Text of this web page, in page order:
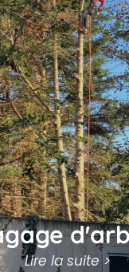
Lire la suite >
santé, la
chaque arbre,
élagueurs
taille
procédé
prévient les